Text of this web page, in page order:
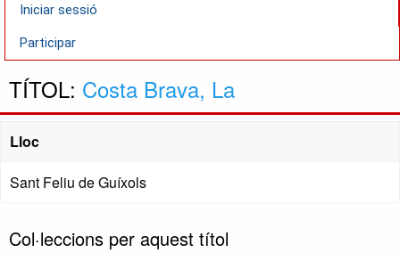
Iniciar sessió
Participar
TÍTOL: Costa Brava, La
Lloc
Sant Feliu de Guíxols
Col·leccions per aquest títol